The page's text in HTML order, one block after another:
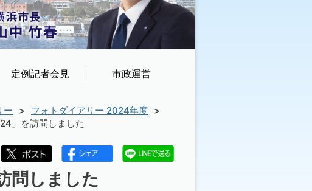
定例記者会見 市政運営
ー
フォトダイアリー 2024年度
」を訪問しました
問しました